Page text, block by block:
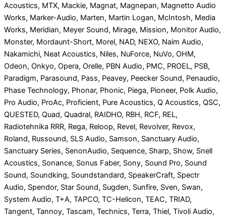
Acoustics, MTX, Mackie, Magnat, Magnepan, Magnetto Audio
Works, Marker-Audio, Marten, Martin Logan, McIntosh, Media
Works, Meridian, Meyer Sound, Mirage, Mission, Monitor Audio,
Monster, Mordaunt-Short, Morel, NAD, NEXO, Naim Audio,
Nakamichi, Neat Acoustics, Niles, NuForce, NuVo, OHM,
Odeon, Onkyo, Opera, Orelle, PBN Audio, PMC, PROEL, PSB,
Paradigm, Parasound, Pass, Peavey, Peecker Sound, Penaudio,
Phase Technology, Phonar, Phonic, Piega, Pioneer, Polk Audio,
Pro Audio, ProAc, Proficient, Pure Acoustics, Q Acoustics, QSC,
QUESTED, Quad, Quadral, RAIDHO, RBH, RCF, REL,
Radiotehnika RRR, Rega, Reloop, Revel, Revolver, Revox,
Roland, Russound, SLS Audio, Samson, Sanctuary Audio,
Sanctuary Series, SenonAudio, Sequence, Sharp, Show, Snell
Acoustics, Sonance, Sonus Faber, Sony, Sound Pro, Sound
Sound, Soundking, Soundstandard, SpeakerCraft, Spectr
Audio, Spendor, Star Sound, Sugden, Sunfire, Sven, Swan,
System Audio, T+A, TAPCO, TC-Helicon, TEAC, TRIAD,
Tangent, Tannoy, Tascam, Technics, Terra, Thiel, Tivoli Audio,